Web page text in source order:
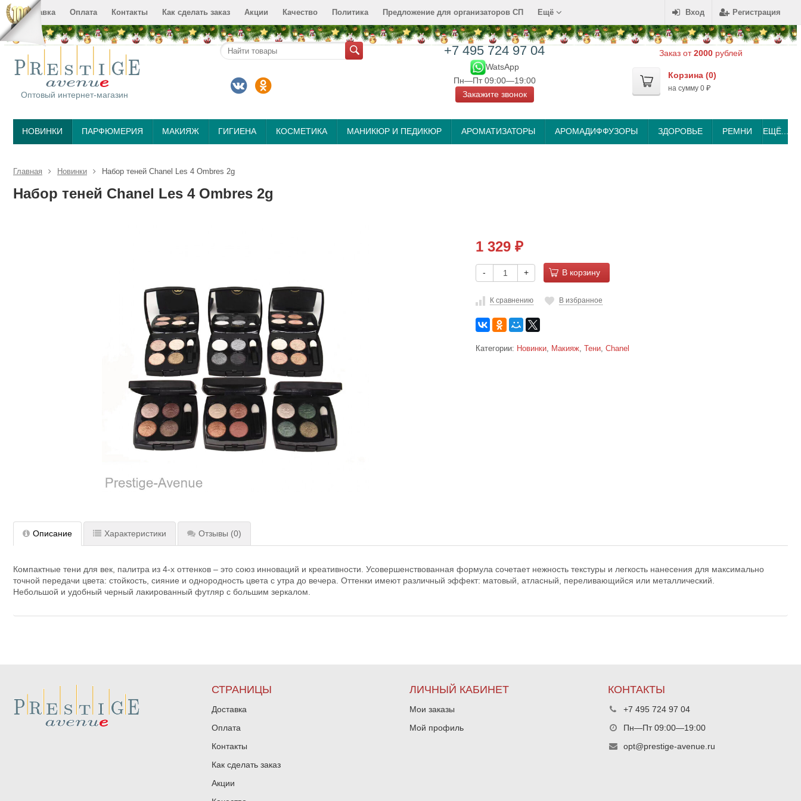
Вход Регистрация
Доставка Оплата Контакты Как сделать заказ Акции Качество Политика Предложение для организаторов СП Ещё
Оптовый интернет-магазин
+7 495 724 97 04
WatsApp
Пн—Пт 09:00—19:00
Закажите звонок
Заказ от2000 рублей
Корзина (0)
на сумму 0 ₽
НОВИНКИ ПАРФЮМЕРИЯ МАКИЯЖ ГИГИЕНА КОСМЕТИКА МАНИКЮР И ПЕДИКЮР АРОМАТИЗАТОРЫ АРОМАДИФФУЗОРЫ ЗДОРОВЬЕ РЕМНИ ЕЩЁ...
Главная Новинки Набор теней Chanel Les 4 Ombres 2g
Набор теней Chanel Les 4 Ombres 2g
1 329 ₽
- + В корзину
К сравнению В избранное
Категории: Новинки, Макияж, Тени, Сhanеl
Описание Характеристики Отзывы (0)
Компактные тени для век, палитра из 4-х оттенков – это союз инноваций и креативности. Усовершенствованная формула сочетает нежность текстуры и легкость нанесения для максимально
точной передачи цвета: стойкость, сияние и однородность цвета с утра до вечера. Оттенки имеют различный эффект: матовый, атласный, переливающийся или металлический.
Небольшой и удобный черный лакированный футляр с большим зеркалом.
СТРАНИЦЫ
Доставка
Оплата
Контакты
Как сделать заказ
Акции
ЛИЧНЫЙ КАБИНЕТ
Мои заказы
Мой профиль
КОНТАКТЫ
+7 495 724 97 04
Пн—Пт 09:00—19:00
opt@prestige-avenue.ru